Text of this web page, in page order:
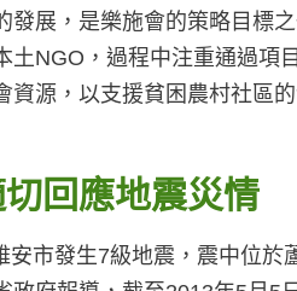
發展，是樂施會的策略目標
土NGO，過程中注重通過項
資源，以支援貧困農村社區的
回應地震災情
市發生7級地震，震中位